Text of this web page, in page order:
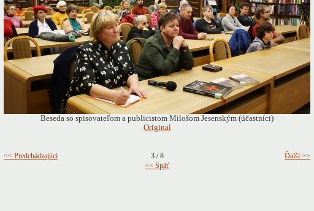
Beseda so spisovateľom a publicistom Milošom Jesenským (účastníci)
Original
<< Predchádzajúci 3 / 8
Ďalší >>
<< Späť